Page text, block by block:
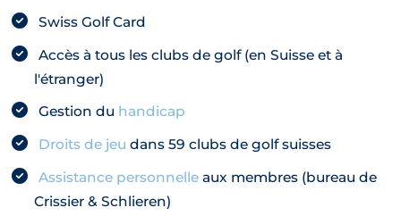
Swiss Golf Card
Accès à tous les clubs de golf (en Suisse et à
l'étranger)
Gestion du handicap
Droits de jeu dans 59 clubs de golf suisses
Assistance personnelle aux membres (bureau de
Crissier & Schlieren)